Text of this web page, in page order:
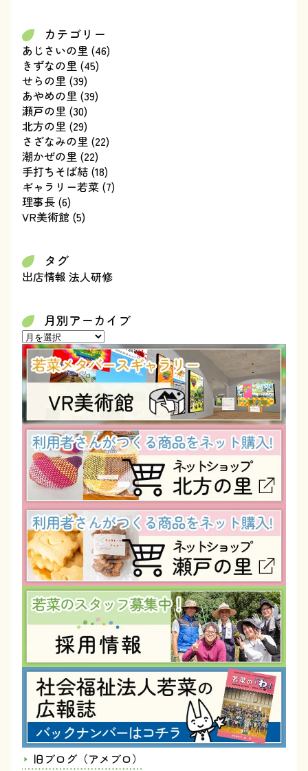
カテゴリー
あじさいの里 (46)
きずなの里 (45)
せらの里 (39)
あやめの里 (39)
瀬戸の里 (30)
北方の里 (29)
さざなみの里 (22)
潮かぜの里 (22)
手打ちそば結 (18)
ギャラリー若菜 (7)
理事長 (6)
VR美術館 (5)
タグ
出店情報 法人研修
月別アーカイブ
旧ブログ（アメブロ）